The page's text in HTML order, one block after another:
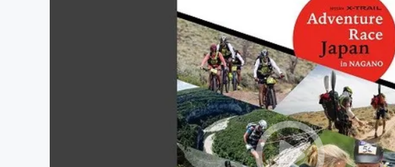
アート・写真 音楽
テクノロジー・ガジェット ゲーム・サービ
映像・映画 書籍・雑誌出版
ビジネス・起業 チャレンジ